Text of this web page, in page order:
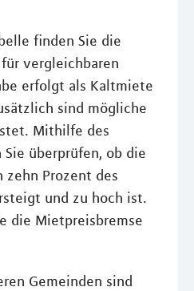
finden Sie die
vergleichbaren
erfolgt als Kaltmiete
sind mögliche
Mithilfe des
überprüfen, ob die
Prozent des
und zu hoch ist.
die Mietpreisbremse
Gemeinden sind